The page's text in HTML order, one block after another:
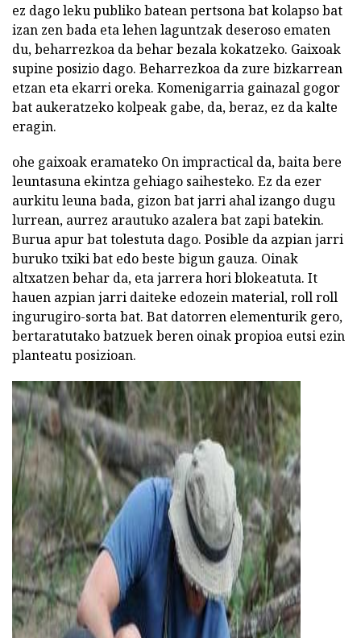
ez dago leku publiko batean pertsona bat kolapso bat
izan zen bada eta lehen laguntzak deseroso ematen
du, beharrezkoa da behar bezala kokatzeko. Gaixoak
supine posizio dago. Beharrezkoa da zure bizkarrean
etzan eta ekarri oreka. Komenigarria gainazal gogor
bat aukeratzeko kolpeak gabe, da, beraz, ez da kalte
eragin.
ohe gaixoak eramateko On impractical da, baita bere
leuntasuna ekintza gehiago saihesteko. Ez da ezer
aurkitu leuna bada, gizon bat jarri ahal izango dugu
lurrean, aurrez arautuko azalera bat zapi batekin.
Burua apur bat tolestuta dago. Posible da azpian jarri
buruko txiki bat edo beste bigun gauza. Oinak
altxatzen behar da, eta jarrera hori blokeatuta. It
hauen azpian jarri daiteke edozein material, roll roll
ingurugiro-sorta bat. Bat datorren elementurik gero,
bertaratutako batzuek beren oinak propioa eutsi ezin
planteatu posizioan.